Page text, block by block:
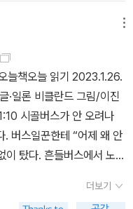
열두 달 소꿉노래》, 《풀꽃
말밑 꾸러미 사전》, 《미래
따라 걷다가 작은책집을
》, 《곁말》, 《책숲마실》,
짓는 즐거움》, 《이오덕 마
서울 송파구 곳곳
아서'https://n.news.nave
선] 송파구 투표지 부족
서울 송파·
바라요. 온누리 모든 그림
가 아이한테만’ 읽히는 책
으로 새롭게 만나서 눈뜨고
거운 노래꾸러미입니다.
동으로 마실을 나온 사람
길을 가만히 거닐면서 이
다. ‘좋은그림’을 바라며
며 한 자락 두 자락 품는 책
니다. 그림책을 잘 모르는
이제 막 그림책에 다가서기
테 드리려고 요모조모 고릅
늘책오늘 읽기 2023.1.26.
·일론 비클란드 그림/이진
시골버스가 안 오려나
. 버스일꾼한테 “어제 왜 안
이 탔다. 흔들버스에서 노래
처럼 30분마다 다니도록
더보기